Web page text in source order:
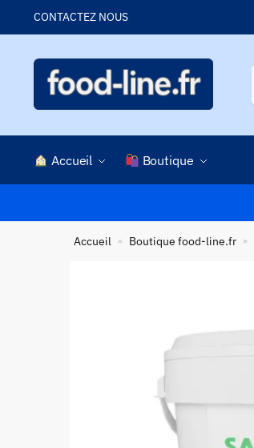
CONTACTEZ NOUS
Accueil Boutique
Accueil » Boutique food-line.fr »